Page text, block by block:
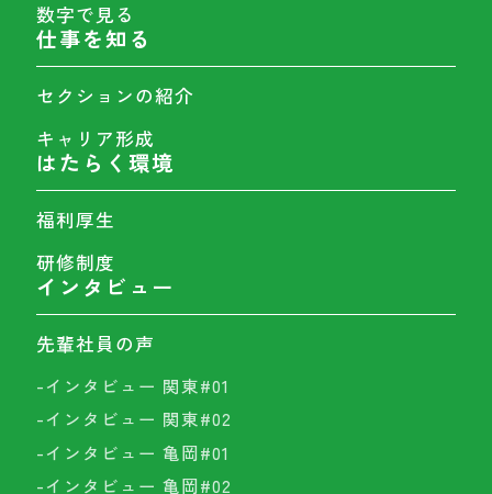
数字で見る
仕事を知る
セクションの紹介
キャリア形成
はたらく環境
福利厚生
研修制度
インタビュー
先輩社員の声
-インタビュー 関東#01
-インタビュー 関東#02
-インタビュー 亀岡#01
-インタビュー 亀岡#02